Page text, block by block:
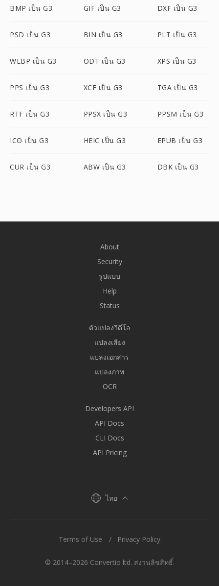
BMP เป็น G3 GIF เป็น G3 DXF เป็น G3
PSD เป็น G3 BIN เป็น G3 PLT เป็น G3
WEBP เป็น G3 ODT เป็น G3 XPS เป็น G3
PPS เป็น G3 XCF เป็น G3 TGA เป็น G3
RTF เป็น G3 PPSX เป็น G3 PPSM เป็น G3
ICO เป็น G3 HEIC เป็น G3 EPUB เป็น G3
CUR เป็น G3 ABW เป็น G3 DBK เป็น G3
About
Security
รูปแบบ
Help
Status
ตัวแปลงวิดีโอ
แปลงเสียง
แปลงเอกสาร
แปลงภาพ
OCR
Developers API
API Docs
CLI Docs
API Pricing
ไทย
© 2014–2026 Convertio ltd. สงวนลิขสิทธิ์.
Terms of Use Privacy Policy